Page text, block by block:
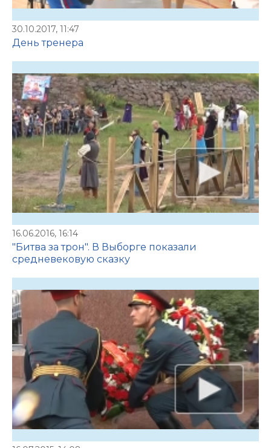
30.10.2017, 11:47
День тренера
16.06.2016, 16:14
"Битва за трон". В Выборге показали
средневековую сказку